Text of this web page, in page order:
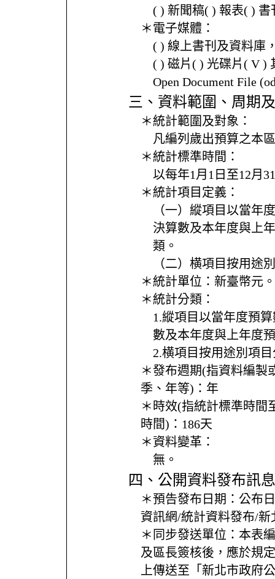
( ) 新聞稿( ) 報表( ) 書
＊電子媒體：
( ) 線上書刊及資料庫
( ) 磁片( ) 光碟片( V )
Open Document File
三、資料範圍、周期
＊統計範圍及對象：
凡編列歲出預算之本
＊統計標準時間：
以每年1月1日至12月
＊統計項目定義：
（一）縱項目以當年
決算數及本年度與上
類。
（二）横項目按用途
＊統計單位： 新臺幣元。
＊統計分類：
1.縱項目以當年度預
數及本年度與上年度
2.横項目按用途別項
＊發布週期(指資料編製
季、年等)： 年
＊時效(指統計標準時間
時間)： 186天
＊資料變革：
無。
四、公開資料發布訊息
＊預告發布日期： 公布
資訊網/統計資料發布/
＊同步發送單位： 本表
及區長簽核後，應於規
上傳送至「新北市政府